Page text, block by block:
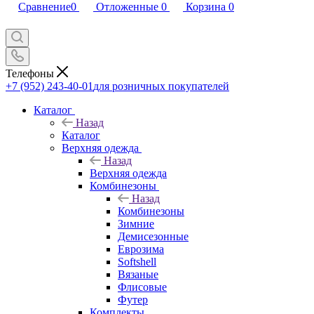
Сравнение0 Отложенные 0 Корзина 0
Телефоны
+7 (952) 243-40-01 для розничных покупателей
Каталог
Назад
Каталог
Верхняя одежда
Назад
Верхняя одежда
Комбинезоны
Назад
Комбинезоны
Зимние
Демисезонные
Еврозима
Softshell
Вязаные
Флисовые
Футер